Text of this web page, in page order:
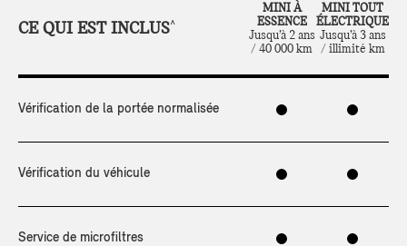
CE QUI EST INCLUS^
MINI À
ESSENCE
Jusqu’à 2 ans
/ 40 000 km
MINI TOUT
ÉLECTRIQUE
Jusqu’à 3 ans
/ illimité km
Vérification de la portée normalisée
Vérification du véhicule
Service de microfiltres